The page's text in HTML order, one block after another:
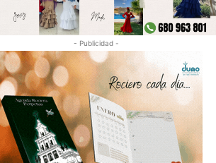
- Publicidad -